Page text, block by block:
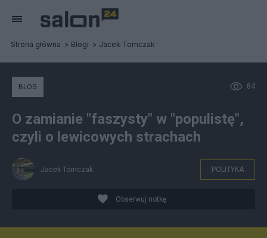
Strona główna Blogi Jacek Tomczak
84
BLOG
O zamianie "faszysty" w "populistę",
czyli o lewicowych strachach
Jacek Tomczak POLITYKA
Obserwuj notkę